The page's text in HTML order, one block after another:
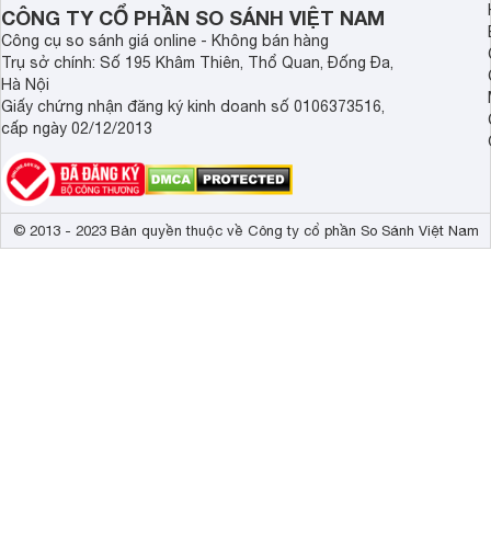
CÔNG TY CỔ PHẦN SO SÁNH VIỆT NAM
Công cụ so sánh giá online - Không bán hàng
Trụ sở chính: Số 195 Khâm Thiên, Thổ Quan, Đống Đa,
Hà Nội
Giấy chứng nhận đăng ký kinh doanh số 0106373516,
cấp ngày 02/12/2013
© 2013 - 2023 Bản quyền thuộc về Công ty cổ phần So Sánh Việt Nam